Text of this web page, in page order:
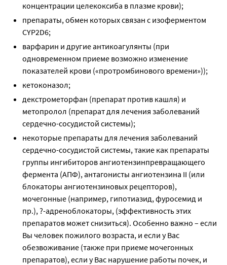
концентрации целекоксиба в плазме крови);
препараты, обмен которых связан с изоферментом
CYP2D6;
варфарин и другие антикоагулянты (при
одновременном приеме возможно изменение
показателей крови («протромбинового времени»));
кетоконазол;
декстрометорфан (препарат против кашля) и
метопролол (препарат для лечения заболеваний
сердечно-сосудистой системы);
некоторые препараты для лечения заболеваний
сердечно-сосудистой системы, такие как препараты
группы ингибиторов ангиотензинпревращающего
фермента (АПФ), антагонисты ангиотензина II (или
блокаторы ангиотензиновых рецепторов),
мочегонные (например, гипотиазид, фуросемид и
пр.), ?-адреноблокаторы, (эффективность этих
препаратов может снизиться). Особенно важно – если
Вы человек пожилого возраста, и если у Вас
обезвоживание (также при приеме мочегонных
препаратов), если у Вас нарушение работы почек, и